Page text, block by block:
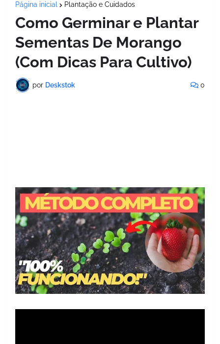
Página inicial Plantação e Cuidados
Como Germinar e Plantar
Sementas De Morango
(Com Dicas Para Cultivo)
por Deskstok 0